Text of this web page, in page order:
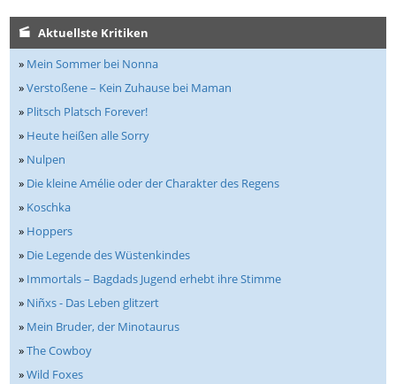
Aktuellste Kritiken
» Mein Sommer bei Nonna
»Verstoßene – Kein Zuhause bei Maman
» Plitsch Platsch Forever!
» Heute heißen alle Sorry
» Nulpen
» Die kleine Amélie oder der Charakter des Regens
» Koschka
» Hoppers
» Die Legende des Wüstenkindes
» Immortals – Bagdads Jugend erhebt ihre Stimme
» Niñxs - Das Leben glitzert
» Mein Bruder, der Minotaurus
»The Cowboy
»Wild Foxes